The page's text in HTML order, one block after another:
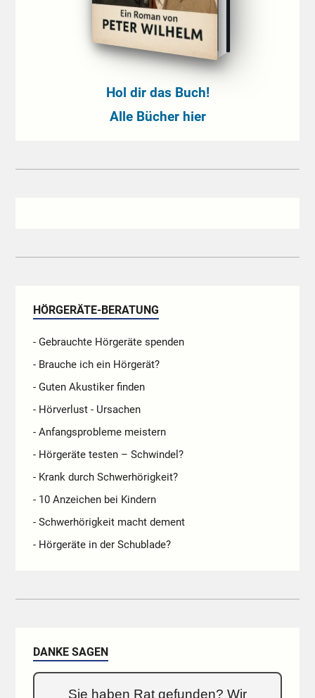
Hol dir das Buch!
Alle Bücher hier
HÖRGERÄTE-BERATUNG
- Gebrauchte Hörgeräte spenden
- Brauche ich ein Hörgerät?
- Guten Akustiker finden
- Hörverlust - Ursachen
- Anfangsprobleme meistern
- Hörgeräte testen – Schwindel?
- Krank durch Schwerhörigkeit?
- 10 Anzeichen bei Kindern
- Schwerhörigkeit macht dement
- Hörgeräte in der Schublade?
DANKE SAGEN
Sie haben Rat gefunden? Wir